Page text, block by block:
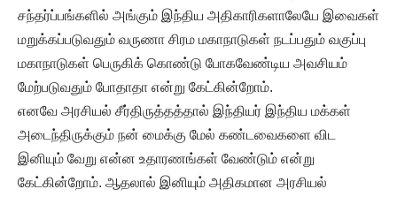
சந்தர்ப்பங்களில் அங்கும் இந்திய அதிகாரிகளாலேயே இவைகள்
மறுக்கப்படுவதும் வருணா சிரம மகாநாடுகள் நடப்பதும் வகுப்பு
மகாநாடுகள் பெருகிக் கொண்டு போகவேண்டிய அவசியம்
மேற்படுவதும் போதாதா என்று கேட்கின்றோம்.
எனவே அரசியல் சீர்திருத்தத்தால் இந்தியர் இந்திய மக்கள்
அடைந்திருக்கும் நன் மைக்கு மேல் கண்டவைகளை விட
இனியும் வேறு என்ன உதாரணங்கள் வேண்டும் என்று
கேட்கின்றோம். ஆதலால் இனியும் அதிகமான அரசியல்